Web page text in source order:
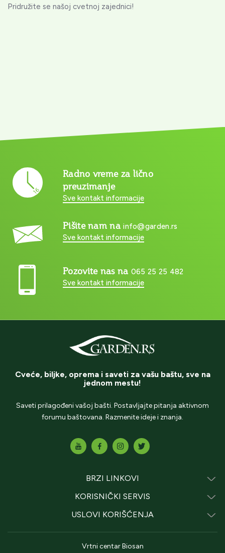
Pridružite se našoj cvetnoj zajednici!
Radno vreme za lično
preuzimanje
Sve kontakt informacije
Pišite nam nainfo@garden.rs
Sve kontakt informacije
Pozovite nas na 065 25 25 482
Sve kontakt informacije
Cveće, biljke, oprema i saveti za vašu baštu, sve na
jednom mestu!
Saveti prilagođeni vašoj bašti. Postavljajte pitanja aktivnom
forumu baštovana. Razmenite ideje i znanja.
BRZI LINKOVI
KORISNIČKI SERVIS
USLOVI KORIŠĆENJA
Vrtni centar Biosan